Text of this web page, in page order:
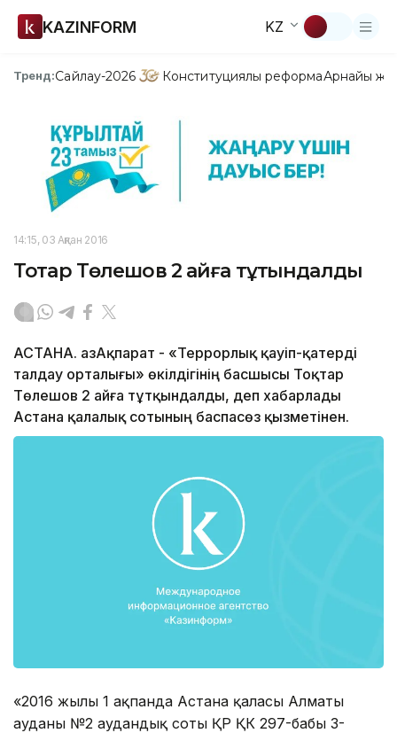
KAZINFORM KZ
Тренд:Сайлау-2026 Конституциялық реформаАрнайы
14:15, 03 Ақпан 2016
Тоқтар Төлешов 2 айға тұтқындалды
АСТАНА. ҚазАқпарат - «Террорлық қауіп-қатерді
талдау орталығы» өкілдігінің басшысы Тоқтар
Төлешов 2 айға тұтқындалды, деп хабарлады
Астана қалалық сотының баспасөз қызметінен.
«2016 жылғы 1 ақпанда Астана қаласы Алматы
ауданы №2 аудандық соты ҚР ҚК 297-бабы 3-